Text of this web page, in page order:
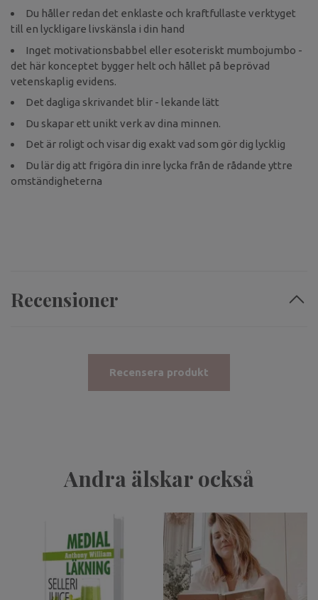
Du håller redan det enklaste och kraftfullaste verktyget
till en lyckligare livskänsla i din hand
Inget motivationsbabbel eller esoteriskt mumbojumbo -
det här konceptet bygger helt och hållet på beprövad
vetenskaplig evidens.
Det dagliga skrivandet blir - lekande lätt
Du skapar ett unikt verk av dina minnen.
Det är roligt och visar dig exakt vad som gör dig lycklig
Du lär dig att frigöra din inre lycka från de rådande yttre
omständigheterna
Recensioner
Recensera produkt
Andra älskar också